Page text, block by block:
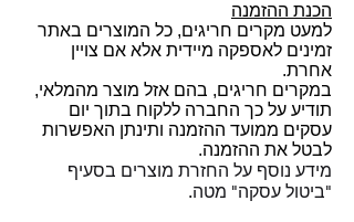
הכנת ההזמנה
למעט מקרים חריגים, כל המוצרים באתר
זמינים לאספקה מיידית אלא אם צויין
אחרת.
במקרים חריגים, בהם אזל מוצר מהמלאי,
תודיע על כך החברה ללקוח בתוך יום
עסקים ממועד ההזמנה ותינתן האפשרות
לבטל את ההזמנה.
מידע נוסף על החזרת מוצרים בסעיף
"ביטול עסקה" מטה.